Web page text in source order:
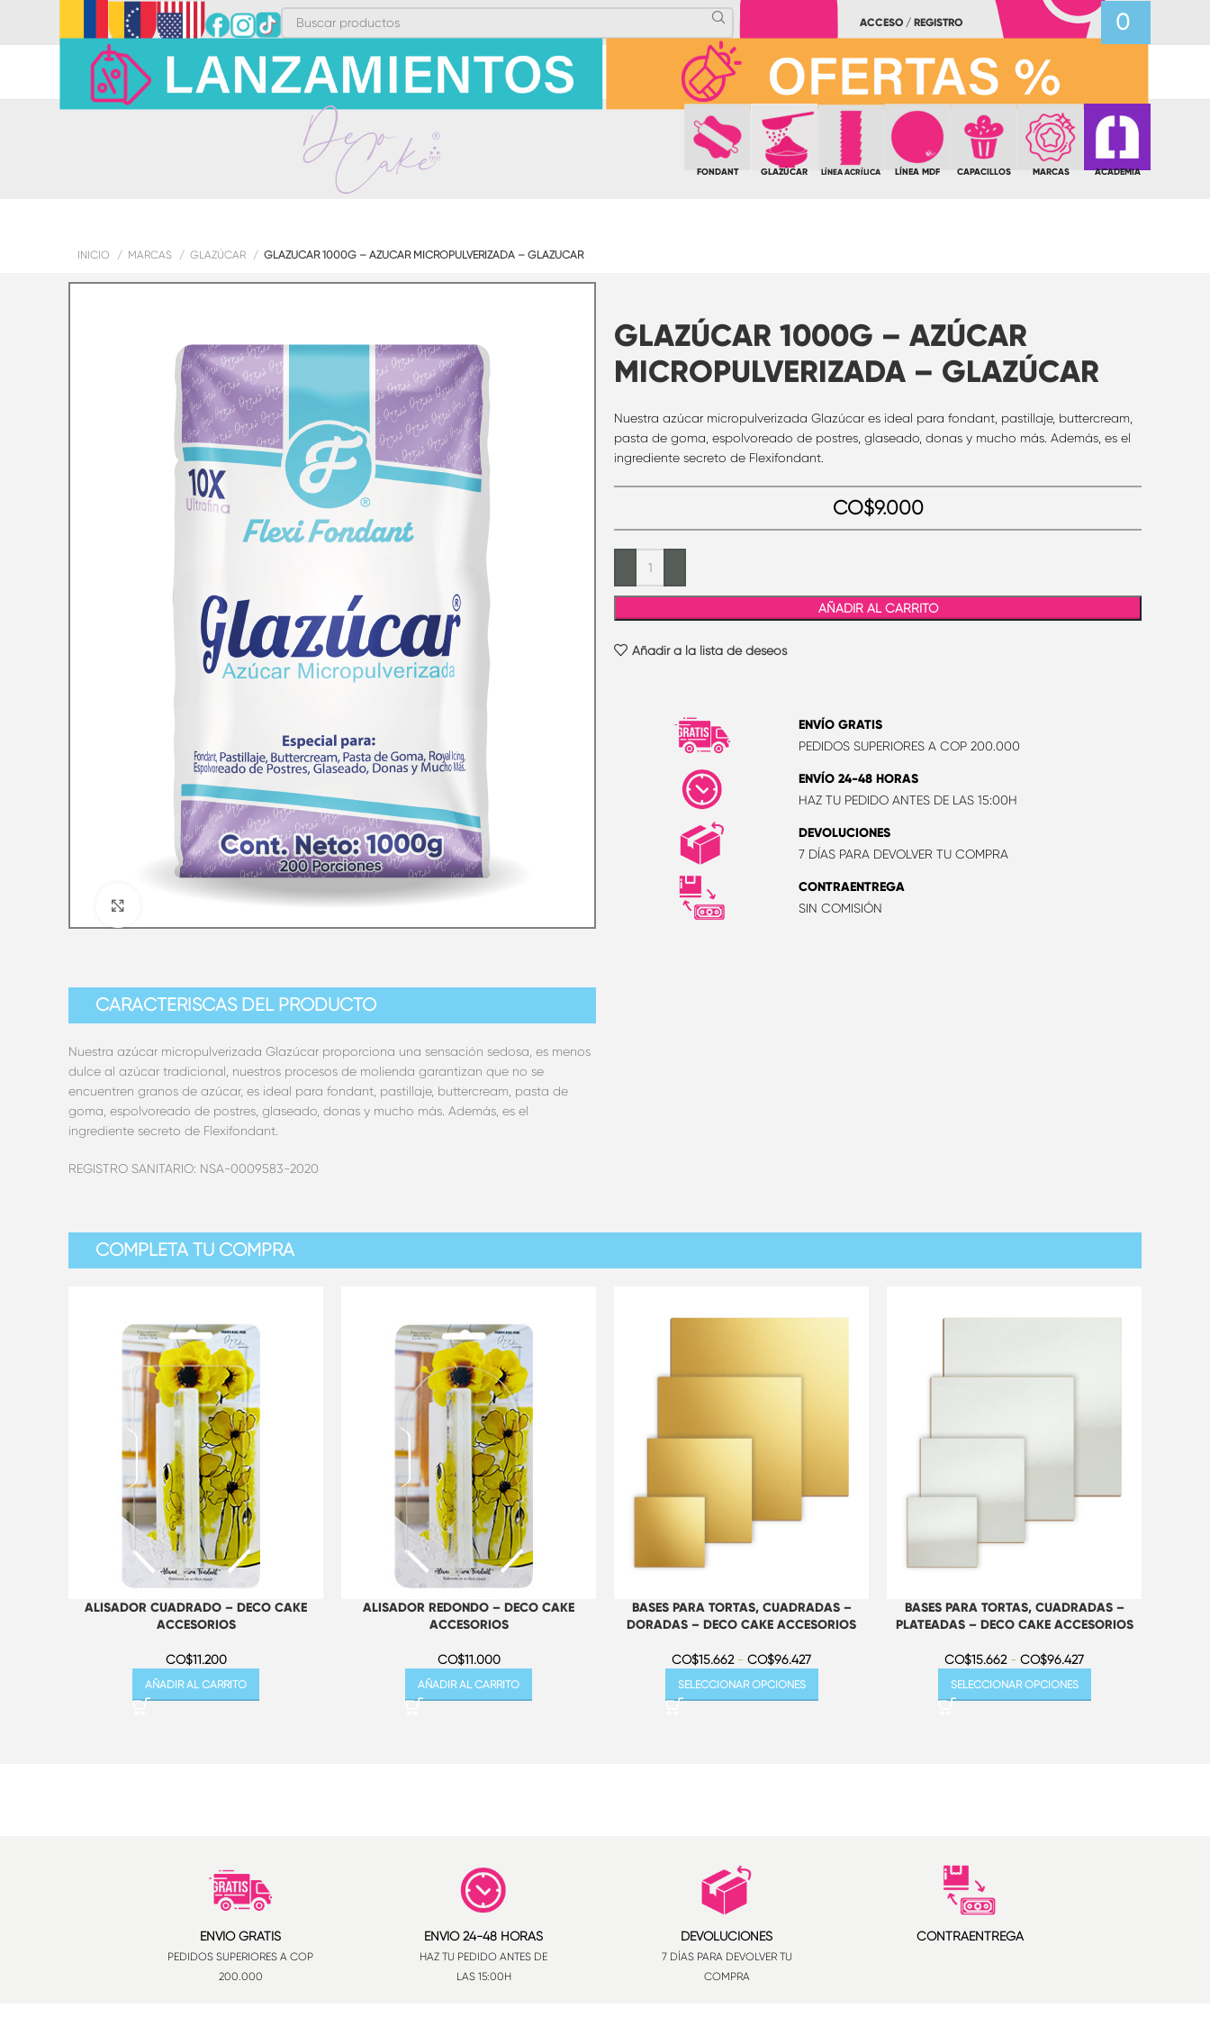
ACCESO / REGISTRO 0
FONDANT GLAZÚCAR LÍNEA ACRÍLICA LÍNEA MDF CAPACILLOS MARCAS ACADEMIA
INICIO MARCAS GLAZÚCAR GLAZÚCAR 1000G – AZÚCAR MICROPULVERIZADA – GLAZÚCAR
GLAZÚCAR 1000G – AZÚCAR
MICROPULVERIZADA – GLAZÚCAR
Nuestra azúcar micropulverizada Glazúcar es ideal para fondant, pastillaje, buttercream,
pasta de goma, espolvoreado de postres, glaseado, donas y mucho más. Además, es el
ingrediente secreto de Flexifondant.
CO$9.000
AÑADIR AL CARRITO
Añadir a la lista de deseos
ENVÍO GRATIS
PEDIDOS SUPERIORES A COP 200.000
ENVÍO 24-48 HORAS
HAZ TU PEDIDO ANTES DE LAS 15:00H
DEVOLUCIONES
7 DÍAS PARA DEVOLVER TU COMPRA
CONTRAENTREGA
SIN COMISIÓN
CARACTERÍSCAS DEL PRODUCTO
Nuestra azúcar micropulverizada Glazúcar proporciona una sensación sedosa, es menos
dulce al azúcar tradicional, nuestros procesos de molienda garantizan que no se
encuentren granos de azúcar, es ideal para fondant, pastillaje, buttercream, pasta de
goma, espolvoreado de postres, glaseado, donas y mucho más. Además, es el
ingrediente secreto de Flexifondant.
REGISTRO SANITARIO: NSA-0009583-2020
COMPLETA TU COMPRA
ALISADOR CUADRADO – DECO CAKE
ACCESORIOS
CO$11.200
AÑADIR AL CARRITO
ALISADOR REDONDO – DECO CAKE
ACCESORIOS
CO$11.000
AÑADIR AL CARRITO
BASES PARA TORTAS, CUADRADAS –
DORADAS – DECO CAKE ACCESORIOS
CO$15.662 - CO$96.427
SELECCIONAR OPCIONES
BASES PARA TORTAS, CUADRADAS –
PLATEADAS – DECO CAKE ACCESORIOS
CO$15.662 - CO$96.427
SELECCIONAR OPCIONES
ENVÍO GRATIS
PEDIDOS SUPERIORES A COP
200.000
ENVÍO 24-48 HORAS
HAZ TU PEDIDO ANTES DE
LAS 15:00H
DEVOLUCIONES
7 DÍAS PARA DEVOLVER TU
COMPRA
CONTRAENTREGA